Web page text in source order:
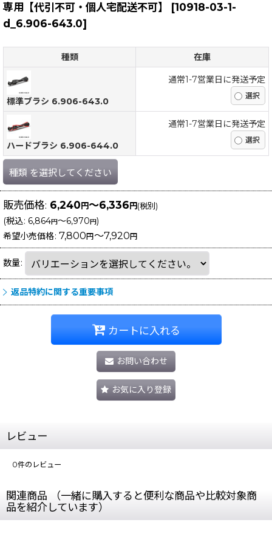
専用【代引不可・個人宅配送不可】
[10918-03-1-
d_6.906-643.0]
種類 在庫
標準ブラシ 6.906-643.0
通常1-7営業日に発送予定
ハードブラシ 6.906-644.0
通常1-7営業日に発送予定
種類 を選択してください
販売価格: 6,240円～6,336円(税別)
(税込: 6,864円～6,970 円)
希望小売価格: 7,800 円 ～7,920 円
数量:
返品特約に関する重要事項
カートに入れる
お問い合わせ
お気に入り登録
レビュー
0件のレビュー
関連商品 （一緒に購入すると便利な商品や比較対象商
品を紹介しています）